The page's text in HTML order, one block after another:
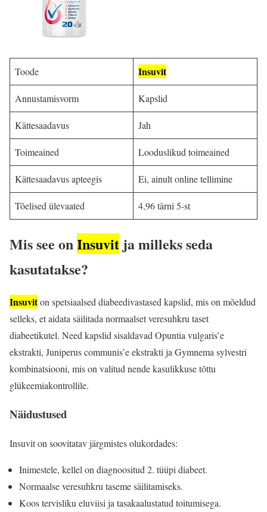
Toode Insuvit
Annustamisvorm Kapslid
Kättesaadavus Jah
Toimeained Looduslikud toimeained
Kättesaadavus apteegis Ei, ainult online tellimine
Tõelised ülevaated 4,96 tärni 5-st
Mis see onInsuvit ja milleks seda
kasutatakse?
Insuviton spetsiaalsed diabeedivastased kapslid, mis on mõeldud
selleks, et aidata säilitada normaalset veresuhkru taset
diabeetikutel. Need kapslid sisaldavad Opuntia vulgaris’e
ekstrakti, Juniperus communis’e ekstrakti ja Gymnema sylvestri
kombinatsiooni, mis on valitud nende kasulikkuse tõttu
glükeemiakontrollile.
Näidustused
Insuvit on soovitatav järgmistes olukordades:
Inimestele, kellel on diagnoositud 2. tüüpi diabeet.
Normaalse veresuhkru taseme säilitamiseks.
Koos tervisliku eluviisi ja tasakaalustatud toitumisega.